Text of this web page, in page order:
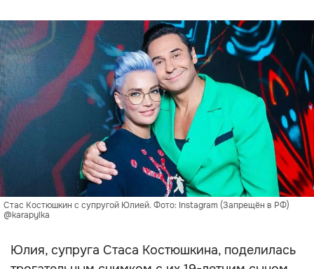
Стас Костюшкин с супругой Юлией. Фото: Instagram (Запрещён в РФ)
@karapylka
Юлия, супруга Стаса Костюшкина, поделилась